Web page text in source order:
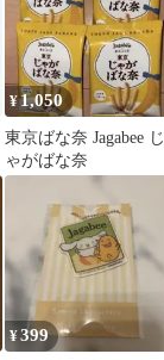
¥1,050
東京ばな奈 Jagabee じ
ゃがばな奈
¥399